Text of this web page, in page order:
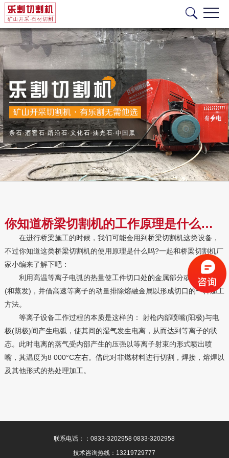
你知道桥梁切割机的工作原理是什么吗？
在进行桥梁施工的时候，我们可能会用到桥梁切割机这类设备，
不过你知道这类桥梁切割机的使用原理是什么吗?一起和桥梁切割机厂
家小编来了解下吧：
利用高温等离子电弧的热量使工件切口处的金属部分或局部熔化
(和蒸发)，并借高速等离子的动量排除熔融金属以形成切口的一种加工
方法。
等离子设备工作过程的本质是这样的： 射枪内部喷嘴(阳极)与电
极(阴极)间产生电弧，使其间的湿气发生电离，从而达到等离子的状
态。此时电离的蒸气受内部产生的压强以等离子射束的形式喷出喷
嘴，其温度为8 000°С左右。借此对非燃材料进行切割，焊接，熔焊以
及其他形式的热处理加工。
联系电话：：0833-3202958 0833-3202958
技术咨询热线：13219729777